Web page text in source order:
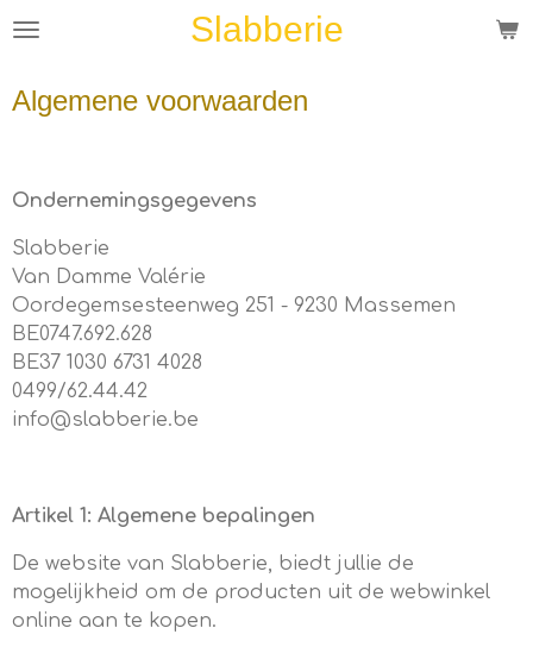
Ga
de
Slabberie
Algemene voorwaarden
Ondernemingsgegevens
Slabberie
Van Damme Valérie
Oordegemsesteenweg 251 - 9230 Massemen
BE0747.692.628
BE37 1030 6731 4028
0499/62.44.42
info@slabberie.be
Artikel 1: Algemene bepalingen
De website van Slabberie, biedt jullie de
mogelijkheid om de producten uit de webwinkel
online aan te kopen.